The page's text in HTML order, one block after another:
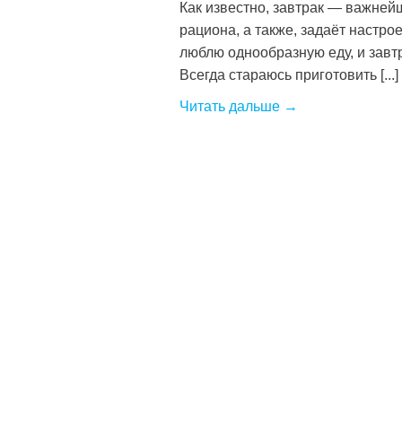
Как известно, завтрак —
рациона, а также, задаёт
люблю однообразную еду, и
Всегда стараюсь приготовить [...]
Читать дальше →